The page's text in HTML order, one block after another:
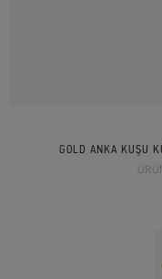
GOLD ANKA KUŞU